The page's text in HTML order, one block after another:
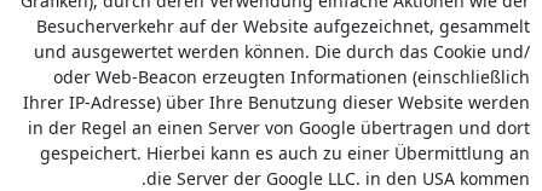
Besucherverkehr auf der Website aufgezeichnet, gesammelt
und ausgewertet werden können. Die durch das Cookie und/
oder Web-Beacon erzeugten Informationen (einschließlich
Ihrer IP-Adresse) über Ihre Benutzung dieser Website werden
in der Regel an einen Server von Google übertragen und dort
gespeichert. Hierbei kann es auch zu einer Übermittlung an
die Server der Google LLC. in den USA kommen.